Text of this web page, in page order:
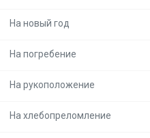
На новый год
На погребение
На рукоположение
На хлебопреломление